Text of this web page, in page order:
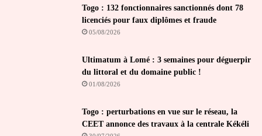
Togo : 132 fonctionnaires sanctionnés dont 78
licenciés pour faux diplômes et fraude
05/08/2026
Ultimatum à Lomé : 3 semaines pour déguerpir
du littoral et du domaine public !
01/08/2026
Togo : perturbations en vue sur le réseau, la
CEET annonce des travaux à la centrale Kékéli